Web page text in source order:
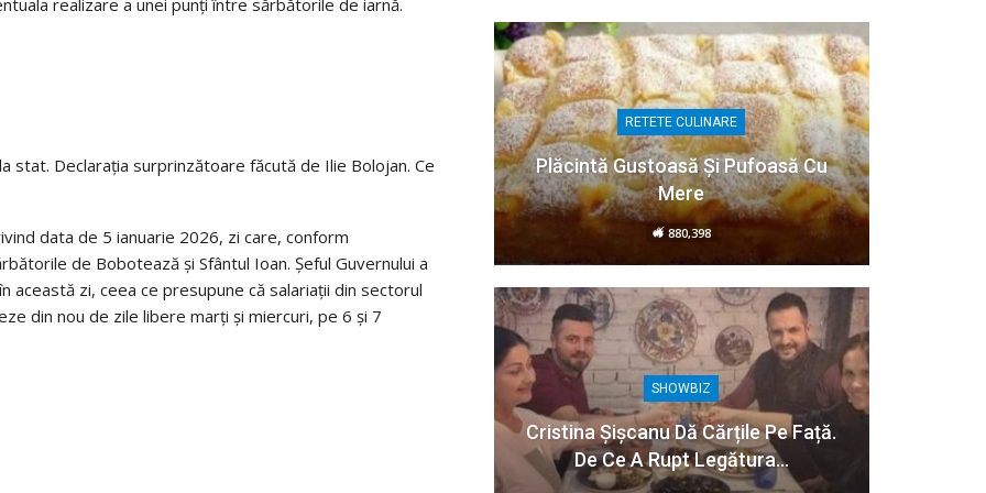
stat. Declarația surprinzătoare făcută de Ilie Bolojan. Ce
data de 5 ianuarie 2026, zi care, conform
de Bobotează și Sfântul Ioan. Șeful Guvernului a
zi, ceea ce presupune că salariații din sectorul
din nou de zile libere marți și miercuri, pe 6 și 7
RETETE CULINARE
Plăcintă Gustoasă Și Pufoasă Cu
Mere
880,398
SHOWBIZ
Cristina Șișcanu Dă Cărțile Pe Față.
De Ce A Rupt Legătura…